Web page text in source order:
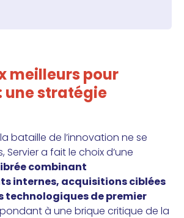
meilleurs pour
une stratégie
bataille de l’innovation ne se
Servier a fait le choix d’une
combinant
internes, acquisitions ciblées
de premier
à une brique critique de la